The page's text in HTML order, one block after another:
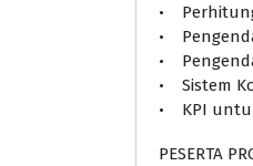
•
•
•
• Sistem
• KPI
PESERTA